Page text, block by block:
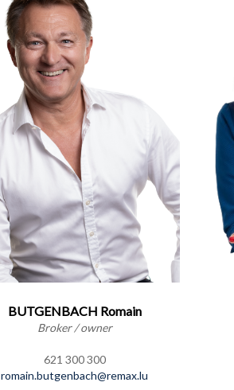
BUTGENBACH Romain
Broker / owner
621 300 300
romain.butgenbach@remax.lu